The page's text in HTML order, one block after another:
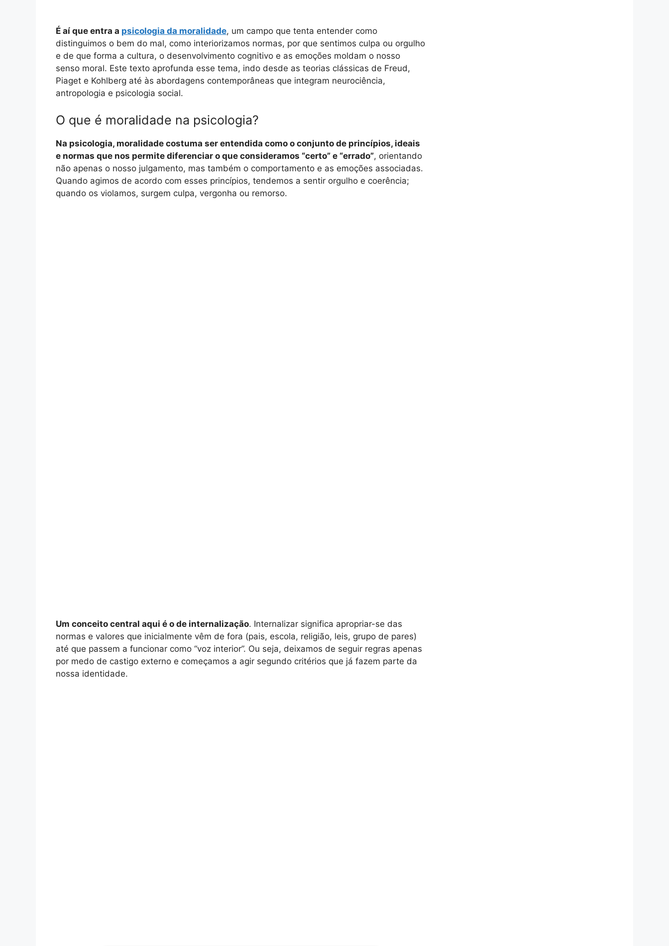
É aí que entra a psicologia da moralidade, um campo que tenta entender como
distinguimos o bem do mal, como interiorizamos normas, por que sentimos culpa ou orgulho
e de que forma a cultura, o desenvolvimento cognitivo e as emoções moldam o nosso
senso moral. Este texto aprofunda esse tema, indo desde as teorias clássicas de Freud,
Piaget e Kohlberg até às abordagens contemporâneas que integram neurociência,
antropologia e psicologia social.
O que é moralidade na psicologia?
Na psicologia, moralidade costuma ser entendida como o conjunto de princípios, ideais
e normas que nos permite diferenciar o que consideramos “certo” e “errado”, orientando
não apenas o nosso julgamento, mas também o comportamento e as emoções associadas.
Quando agimos de acordo com esses princípios, tendemos a sentir orgulho e coerência;
quando os violamos, surgem culpa, vergonha ou remorso.
Um conceito central aqui é o de internalização. Internalizar significa apropriar-se das
normas e valores que inicialmente vêm de fora (pais, escola, religião, leis, grupo de pares)
até que passem a funcionar como “voz interior”. Ou seja, deixamos de seguir regras apenas
por medo de castigo externo e começamos a agir segundo critérios que já fazem parte da
nossa identidade.